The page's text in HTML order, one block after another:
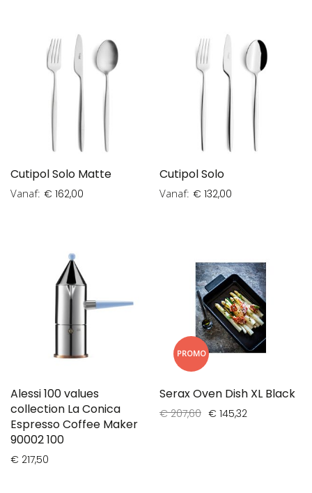
Cutipol Solo Matte
Vanaf € 162,00
Cutipol Solo
Vanaf € 132,00
Alessi 100 values
collection La Conica
Espresso Coffee Maker
90002 100
€ 217,50
PROMO
Serax Oven Dish XL Black
€ 145,32
€ 207,60